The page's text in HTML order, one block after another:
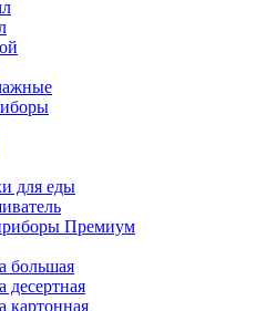
для еды
Премиум
большая
десертная
картонная